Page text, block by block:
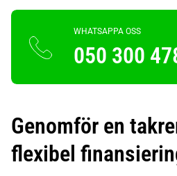
WHATSAPPA OSS
050 300
Genomför en
flexibel